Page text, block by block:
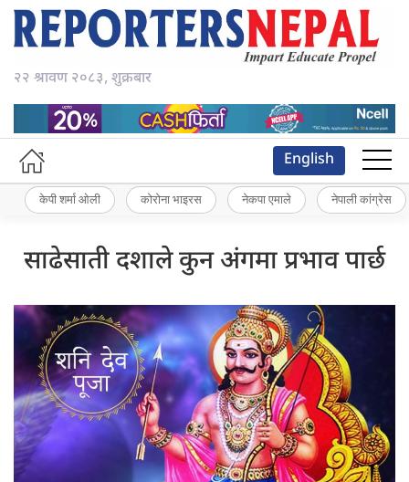
२२ श्रावण २०८३, शुक्रबार
English
केपी शर्मा ओली कोरोना भाइरस नेकपा एमाले नेपाली कांग्रेस
साढेसाती दशाले कुन अंगमा प्रभाव पार्छ